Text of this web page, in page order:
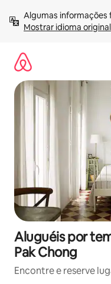
para
Mostrar idioma original
Aluguéis por
Pak Chong
Encontre e reserve